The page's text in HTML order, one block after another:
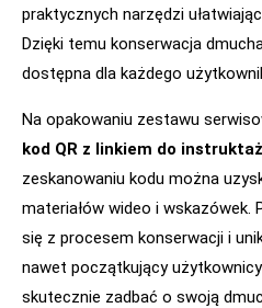
praktycznych narzędzi
Dzięki temu konserwacja
dostępna dla każdego
Na opakowaniu zestawu
kod QR z linkiem do
zeskanowaniu kodu można
materiałów wideo i
się z procesem konserwacji i
nawet początkujący
skutecznie zadbać o swoją